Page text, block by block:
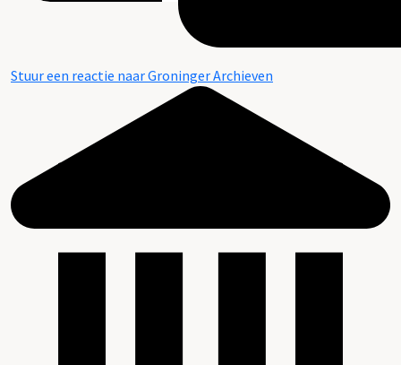
Stuur een reactie naar Groninger Archieven